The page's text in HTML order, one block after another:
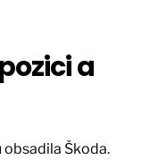
a
Škoda.